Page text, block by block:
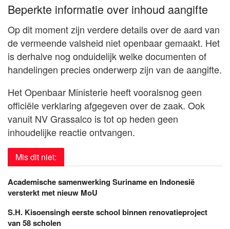
Beperkte informatie over inhoud aangifte
Op dit moment zijn verdere details over de aard van
de vermeende valsheid niet openbaar gemaakt. Het
is derhalve nog onduidelijk welke documenten of
handelingen precies onderwerp zijn van de aangifte.
Het Openbaar Ministerie heeft vooralsnog geen
officiële verklaring afgegeven over de zaak. Ook
vanuit NV Grassalco is tot op heden geen
inhoudelijke reactie ontvangen.
Mis dit niet:
Academische samenwerking Suriname en Indonesië
versterkt met nieuw MoU
S.H. Kisoensingh eerste school binnen renovatieproject
van 58 scholen